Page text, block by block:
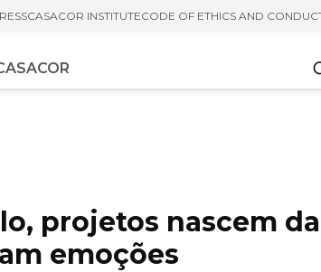
CASACOR INSTITUTECODE OF ETHICS AND
projetos nascem da
emoções